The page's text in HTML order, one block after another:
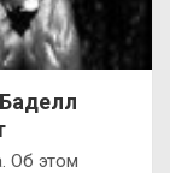
Об этом